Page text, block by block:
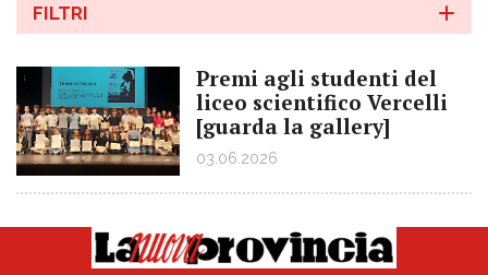
FILTRI
Premi agli studenti del
liceo scientifico Vercelli
[guarda la gallery]
03.06.2026